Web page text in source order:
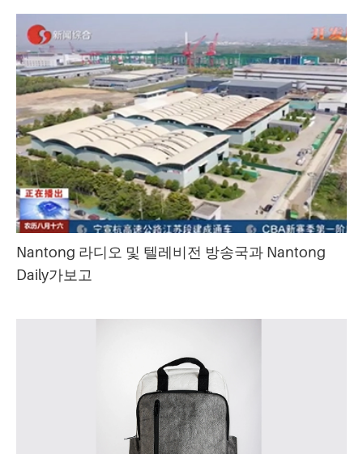
Nantong 라디오 및 텔레비전 방송국과 Nantong
Daily가보고